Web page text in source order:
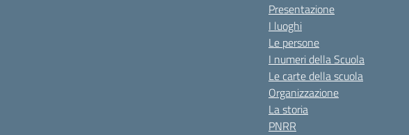
Presentazione
I luoghi
Le persone
I numeri della Scuola
Le carte della scuola
Organizzazione
La storia
PNRR